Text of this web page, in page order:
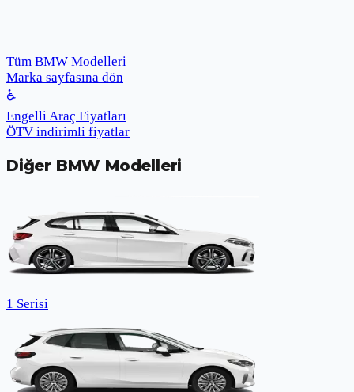
Tüm BMW Modelleri
Marka sayfasına dön
♿
Engelli Araç Fiyatları
ÖTV indirimli fiyatlar
Diğer BMW Modelleri
1 Serisi